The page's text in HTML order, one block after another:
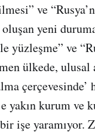
ve
yeni
yüzleşme” ve
ülkede,
çerçevesinde’
yakın kurum ve
işe yaramıyor.